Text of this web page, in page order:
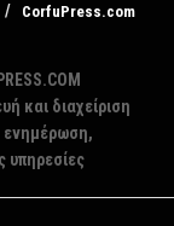
CorfuPress.com
και διαχείριση
ενημέρωση,
υπηρεσίες